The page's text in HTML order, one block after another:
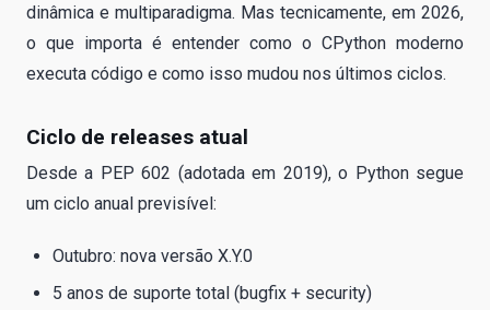
dinâmica e multiparadigma. Mas tecnicamente, em 2026,
o que importa é entender como o CPython moderno
executa código e como isso mudou nos últimos ciclos.
Ciclo de releases atual
Desde a PEP 602 (adotada em 2019), o Python segue
um ciclo anual previsível:
Outubro: nova versão X.Y.0
5 anos de suporte total (bugfix + security)